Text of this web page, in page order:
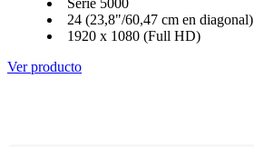
Serie 5000
24 (23,8"/60,47 cm en diagonal)
1920 x 1080 (Full HD)
Ver producto